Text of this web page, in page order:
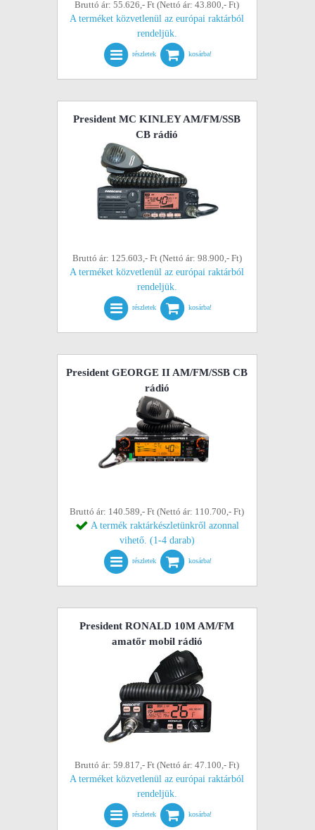
Bruttó ár: 55.626,- Ft (Nettó ár: 43.800,- Ft)
A terméket közvetlenül az európai raktárból
rendeljük.
részletek kosárba!
President MC KINLEY AM/FM/SSB
CB rádió
Bruttó ár: 125.603,- Ft (Nettó ár: 98.900,- Ft)
A terméket közvetlenül az európai raktárból
rendeljük.
részletek kosárba!
President GEORGE II AM/FM/SSB CB
rádió
Bruttó ár: 140.589,- Ft (Nettó ár: 110.700,- Ft)
A termék raktárkészletünkről azonnal
vihető. (1-4 darab)
részletek kosárba!
President RONALD 10M AM/FM
amatőr mobil rádió
Bruttó ár: 59.817,- Ft (Nettó ár: 47.100,- Ft)
A terméket közvetlenül az európai raktárból
rendeljük.
részletek kosárba!